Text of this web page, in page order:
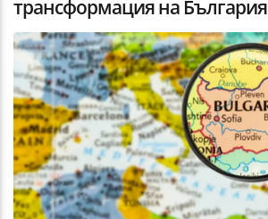
трансформация на България